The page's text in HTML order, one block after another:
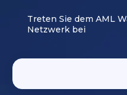
Treten Sie dem AML
Netzwerk bei